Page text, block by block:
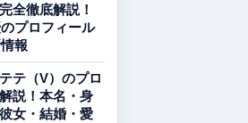
全徹底解説！
プロフィール
報
テ（V）のプロ
説！本名・身
女・結婚・愛